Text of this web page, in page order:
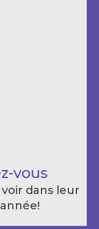
vous
dans leur